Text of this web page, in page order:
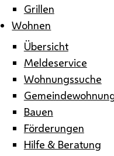
Grillen
Wohnen
Übersicht
Meldeservice
Wohnungssuche
Bauen
Förderungen
Hilfe & Beratung